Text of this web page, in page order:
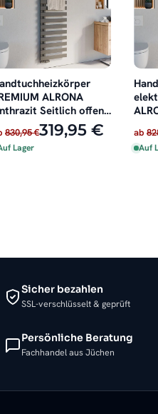
ALRONA
Seitlich offen
rechts oder links
830,95 €319,95 €
Lager
ab
Auf
Sicher bezahlen
SSL-verschlüsselt & geprüft
Persönliche Beratung
Fachhandel aus Jüchen